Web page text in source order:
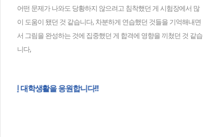
어떤 문제가 나와도 당황하지 않으려고 침착했던 게 시험장에서 많
이 도움이 됐던 것 같습니다, 차분하게 연습했던 것들을 기억해내면
서 그림을 완성하는 것에 집중했던 게 합격에 영향을 끼쳤던 것 같습
니다,
원합니다!!